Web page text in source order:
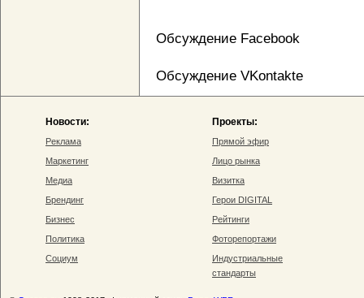
Обсуждение Facebook
Обсуждение VKontakte
Новости:
Реклама
Маркетинг
Медиа
Брендинг
Бизнес
Политика
Социум
Проекты:
Прямой эфир
Лицо рынка
Визитка
Герои DIGITAL
Рейтинги
Фоторепортажи
Индустриальные
стандарты